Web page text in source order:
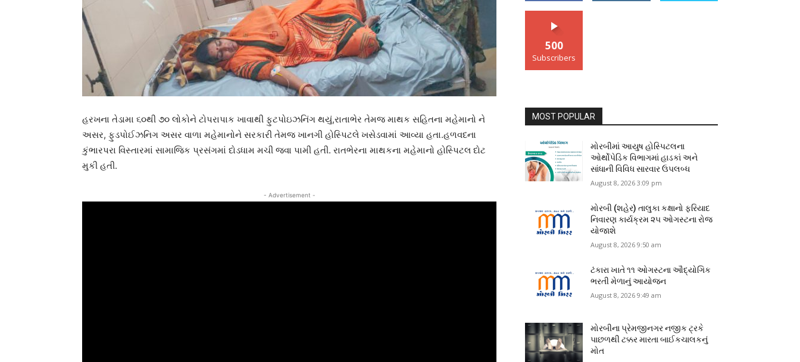
હરખના તેડામા ૬૦થી ૭૦ લોકોને ટોપરાપાક ખાવાથી ફુટપોઇઝનિંગ થયું,રાતાભેર તેમજ માથક સહિતના મહેમાનો ‌ને
અસર, ફુડપોઈઝનિગ અસર વાળા મહેમાનોને સરકારી તેમજ ખાનગી હોસ્પિટલે ખસેડવામાં આવ્યા હતા.હળવદના
કુંભારપરા વિસ્તારમાં સામાજિક પ્રસંગમાં દોડધામ મચી જવા પામી હતી. રાતભેરના માથકના મહેમાનો હોસ્પિટલ દોટ
મુકી હતી.
- Advertisement -
500
Subscribers
MOST POPULAR
મોરબીમાં આયુષ હોસ્પિટલના
ઓર્થોપેડિક વિભાગમાં હાડકાં અને
સાંધાની વિવિધ સારવાર ઉપલબ્ધ
August 8, 2026 3:09 pm
મોરબી (શહેર) તાલુકા કક્ષાનો ફરિયાદ
નિવારણ કાર્યક્રમ ૨૫ ઓગસ્ટના રોજ
યોજાશે
August 8, 2026 9:50 am
ટંકારા ખાતે ૧૧ ઓગસ્ટના ઔદ્યોગિક
ભરતી મેળાનું આયોજન
August 8, 2026 9:49 am
મોરબીના પ્રેમજીનગર નજીક ટ્રકે
પાછળથી ટક્કર મારતા બાઈકચાલકનું
મોત